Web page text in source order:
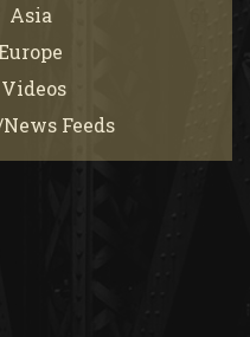
Asia
Videos
Feeds